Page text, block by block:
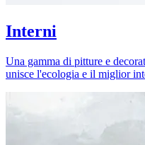
Interni
Una gamma di pitture e
unisce l'ecologia e il miglior